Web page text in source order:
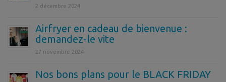
2 décembre 2024
Airfryer en cadeau de bienvenue :
demandez-le vite
27 novembre 2024
Nos bons plans pour le BLACK FRIDAY